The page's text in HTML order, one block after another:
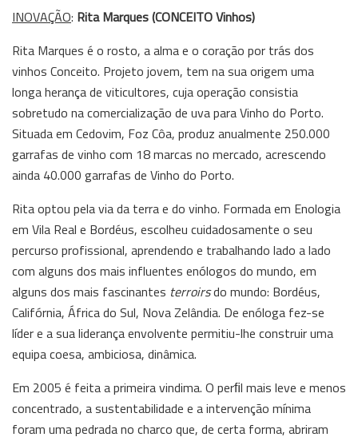
INOVAÇÃO: Rita Marques (CONCEITO Vinhos)
Rita Marques é o rosto, a alma e o coração por trás dos
vinhos Conceito. Projeto jovem, tem na sua origem uma
longa herança de viticultores, cuja operação consistia
sobretudo na comercialização de uva para Vinho do Porto.
Situada em Cedovim, Foz Côa, produz anualmente 250.000
garrafas de vinho com 18 marcas no mercado, acrescendo
ainda 40.000 garrafas de Vinho do Porto.
Rita optou pela via da terra e do vinho. Formada em Enologia
em Vila Real e Bordéus, escolheu cuidadosamente o seu
percurso profissional, aprendendo e trabalhando lado a lado
com alguns dos mais influentes enólogos do mundo, em
alguns dos mais fascinantes terroirsdo mundo: Bordéus,
Califórnia, África do Sul, Nova Zelândia. De enóloga fez-se
líder e a sua liderança envolvente permitiu-lhe construir uma
equipa coesa, ambiciosa, dinâmica.
Em 2005 é feita a primeira vindima. O perﬁl mais leve e menos
concentrado, a sustentabilidade e a intervenção mínima
foram uma pedrada no charco que, de certa forma, abriram